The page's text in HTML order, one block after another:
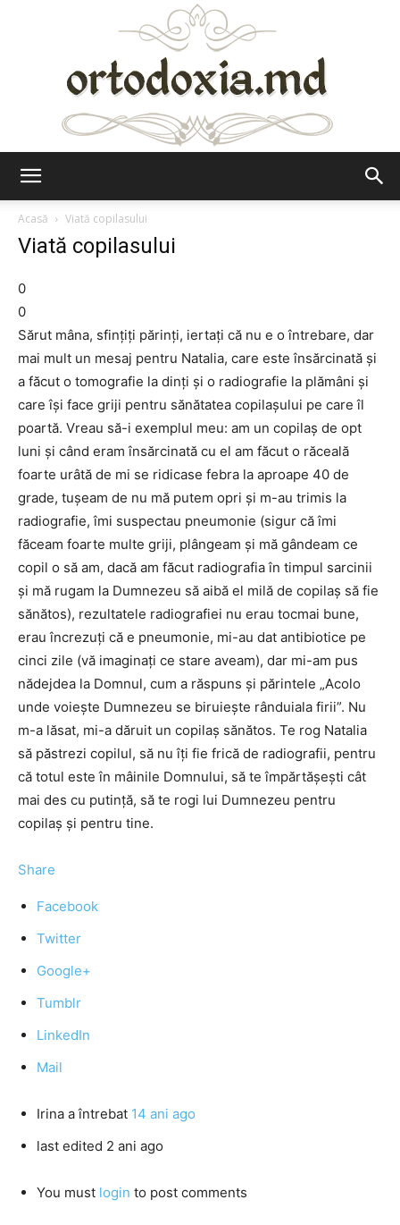
Acasă
Viată copilasului
Viată copilasului
0
0
Sărut mâna, sfinţiţi părinţi, iertaţi că nu e o întrebare, dar
mai mult un mesaj pentru Natalia, care este însărcinată şi
a făcut o tomografie la dinţi şi o radiografie la plămâni şi
care îşi face griji pentru sănătatea copilaşului pe care îl
poartă. Vreau să-i exemplul meu: am un copilaş de opt
luni şi când eram însărcinată cu el am făcut o răceală
foarte urâtă de mi se ridicase febra la aproape 40 de
grade, tuşeam de nu mă putem opri și m-au trimis la
radiografie, îmi suspectau pneumonie (sigur că îmi
făceam foarte multe griji, plângeam şi mă gândeam ce
copil o să am, dacă am făcut radiografia în timpul sarcinii
şi mă rugam la Dumnezeu să aibă el milă de copilaş să fie
sănătos), rezultatele radiografiei nu erau tocmai bune,
erau încrezuţi că e pneumonie, mi-au dat antibiotice pe
cinci zile (vă imaginaţi ce stare aveam), dar mi-am pus
nădejdea la Domnul, cum a răspuns şi părintele „Acolo
unde voieşte Dumnezeu se biruieşte rânduiala firii”. Nu
m-a lăsat, mi-a dăruit un copilaş sănătos. Te rog Natalia
să păstrezi copilul, să nu îţi fie frică de radiografii, pentru
că totul este în mâinile Domnului, să te împărtăşeşti cât
mai des cu putinţă, să te rogi lui Dumnezeu pentru
copilaş şi pentru tine.
Share
Facebook
Twitter
Google+
Tumblr
LinkedIn
Mail
Irina a întrebat 14 ani ago
last edited 2 ani ago
You must login to post comments